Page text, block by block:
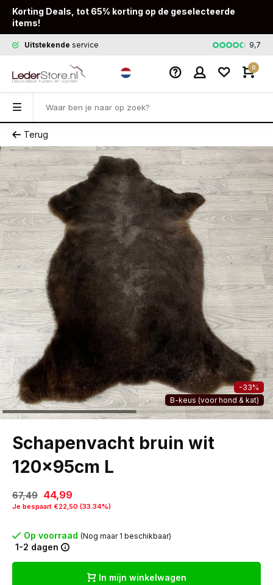
Korting Deals, tot 65% korting op de geselecteerde
items!
Uitstekende service Snelle9,7
0
Terug
-33%
B-keus (voor hond & kat)
Schapenvacht bruin wit
120x95cm L
67,49 44,99
Je bespaart €22,50 (33.34%)
Op voorraad (Nog maar 1 beschikbaar)
1-2 dagen
In mijn winkelwagen